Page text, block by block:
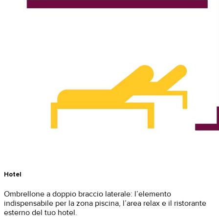
Hotel
Ombrellone a doppio braccio laterale: l’elemento
indispensabile per la zona piscina, l’area relax e il ristorante
esterno del tuo hotel.